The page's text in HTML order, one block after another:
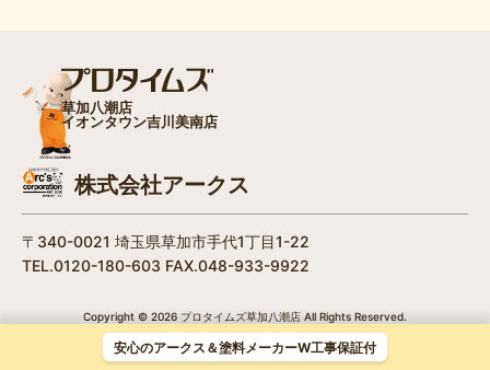
草加八潮店
イオンタウン吉川美南店
株式会社アークス
〒340-0021 埼玉県草加市手代1丁目1-22
TEL.0120-180-603 FAX.048-933-9922
Copyright © 2026 プロタイムズ草加八潮店 All Rights Reserved.
/
個人情報保護方針
安心のアークス＆塗料メーカーW工事保証付